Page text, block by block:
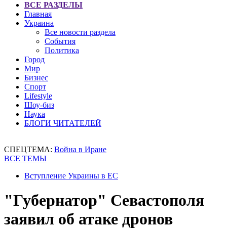
ВСЕ РАЗДЕЛЫ
Главная
Украина
Все новости раздела
События
Политика
Город
Мир
Бизнес
Спорт
Lifestyle
Шоу-биз
Наука
БЛОГИ ЧИТАТЕЛЕЙ
СПЕЦТЕМА: Война в Иране
ВСЕ ТЕМЫ
Вступление Украины в ЕС
"Губернатор" Севастополя
заявил об атаке дронов